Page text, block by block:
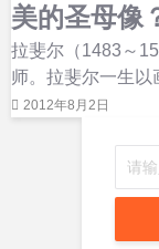
美的圣母像
拉斐尔（1483～
师。拉斐尔一生以
2012年8月2日